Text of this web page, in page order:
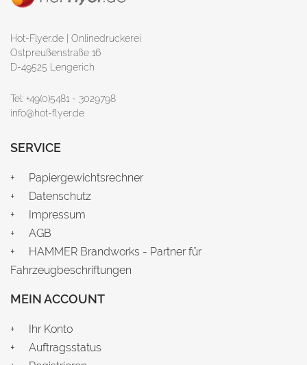
Hot-Flyer.de | Onlinedruckerei
Ostpreußenstraße 16
D-49525 Lengerich
Tel: +49(0)5481 - 3029798
info@hot-flyer.de
SERVICE
Papiergewichtsrechner
Datenschutz
Impressum
AGB
HAMMER Brandworks - Partner für
Fahrzeugbeschriftungen
MEIN ACCOUNT
Ihr Konto
Auftragsstatus